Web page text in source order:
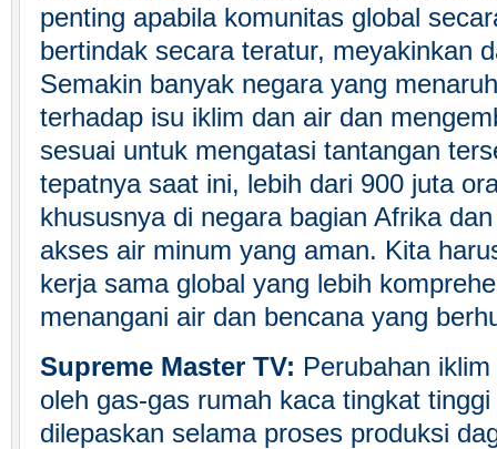
penting apabila komunitas global
bertindak secara teratur, meyakinkan
Semakin banyak negara yang
terhadap isu iklim dan air dan
sesuai untuk mengatasi tantangan
tepatnya saat ini, lebih dari 900 juta
khususnya di negara bagian Afrika
akses air minum yang aman. Kita
kerja sama global yang lebih
menangani air dan bencana yang
Supreme Master TV: Perubahan
oleh gas-gas rumah kaca tingkat
dilepaskan selama proses produksi